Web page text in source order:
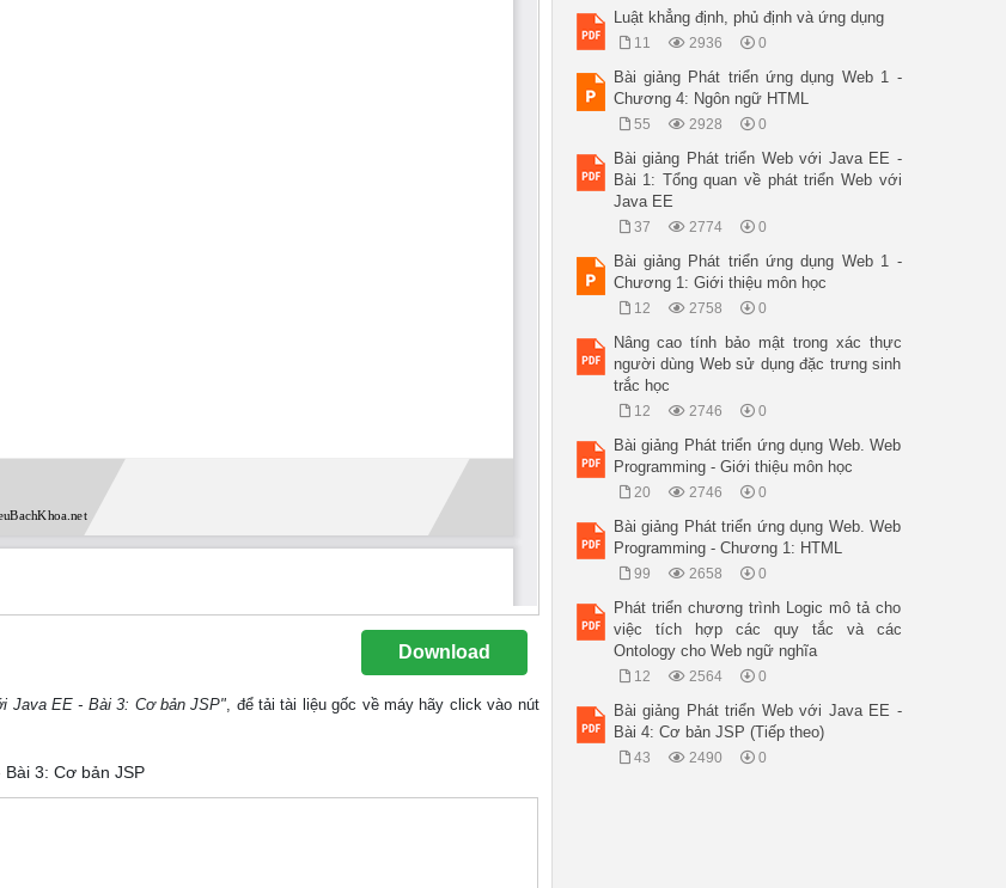
Download
Java EE - Bài 3: Cơ bản JSP", để tải tài liệu gốc về máy hãy click vào nút
3: Cơ bản JSP
Luật khẳng định, phủ định và ứng dụng
11 2936 0
Bài giảng Phát triển ứng dụng Web 1 -
Chương 4: Ngôn ngữ HTML
55 2928 0
Bài giảng Phát triển Web với Java EE -
Bài 1: Tổng quan về phát triển Web với
Java EE
37 2774 0
Bài giảng Phát triển ứng dụng Web 1 -
Chương 1: Giới thiệu môn học
12 2758 0
Nâng cao tính bảo mật trong xác thực
người dùng Web sử dụng đặc trưng sinh
trắc học
12 2746 0
Bài giảng Phát triển ứng dụng Web. Web
Programming - Giới thiệu môn học
20 2746 0
Bài giảng Phát triển ứng dụng Web. Web
Programming - Chương 1: HTML
99 2658 0
Phát triển chương trình Logic mô tả cho
việc tích hợp các quy tắc và các
Ontology cho Web ngữ nghĩa
12 2564 0
Bài giảng Phát triển Web với Java EE -
Bài 4: Cơ bản JSP (Tiếp theo)
43 2490 0